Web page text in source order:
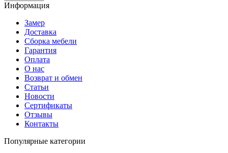
Информация
Замер
Доставка
Сборка мебели
Гарантия
Оплата
О нас
Возврат и обмен
Статьи
Новости
Сертификаты
Отзывы
Контакты
Популярные категории